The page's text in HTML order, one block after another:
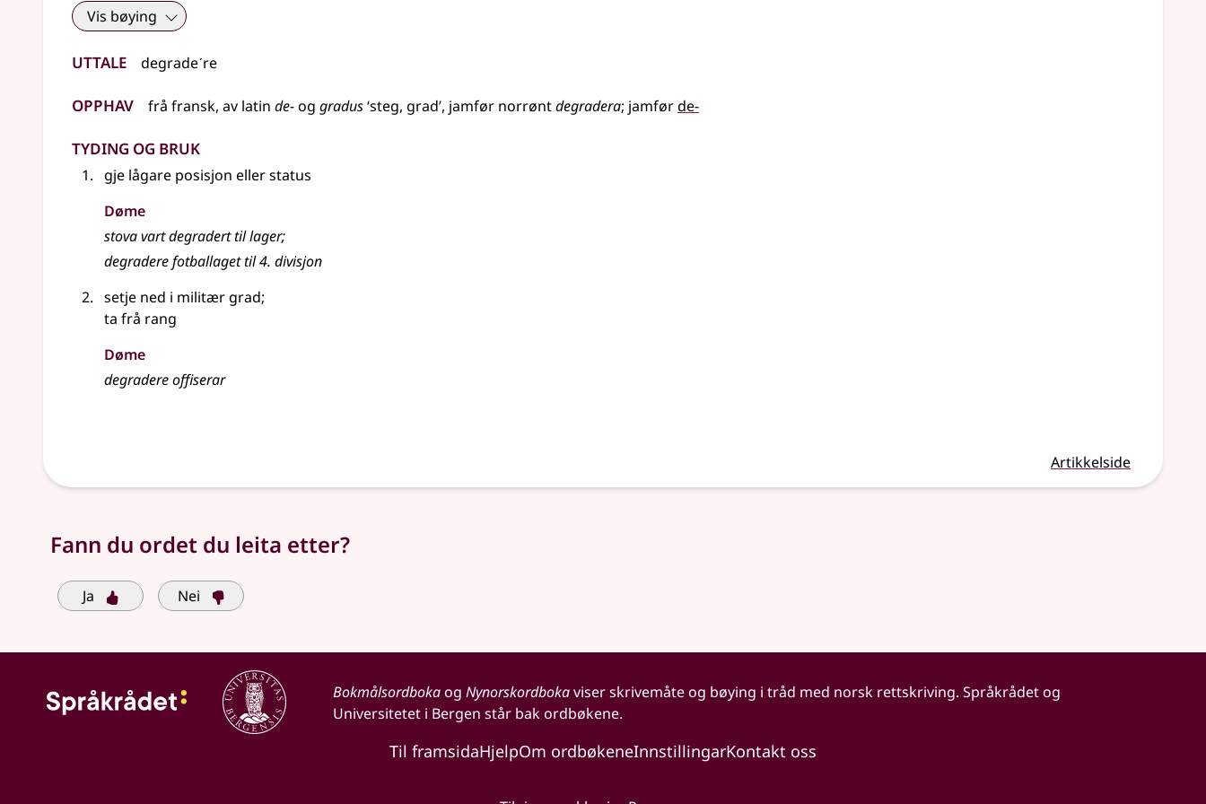
Vis bøying
Uttale degradeˊre
Opphav frå fransk, av latin de-og gradus‘steg, grad’, jamfør norrøntdegradera; jamførde-
Tyding og bruk
gje lågare posisjon ellerstatus
Døme
stova vart degradert til lager;
degradere fotballaget til 4. divisjon
setje ned i militær grad;
ta frå rang
Døme
degradere offiserar
Artikkelside
Fann du ordet du leita etter?
Ja Nei
Bokmålsordbokaog Nynorskordbokaviser skrivemåte og bøying i tråd med norsk rettskriving. Språkrådet og
Universitetet i Bergen står bak ordbøkene.
Til framsidaHjelpOm ordbøkeneInnstillingarKontakt oss